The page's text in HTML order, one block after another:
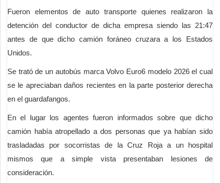
Fueron elementos de auto transporte quienes realizaron la
detención del conductor de dicha empresa siendo las 21:47
antes de que dicho camión foráneo cruzara a los Estados
Unidos.
Se trató de un autobús marca Volvo Euro6 modelo 2026 el cual
se le apreciaban daños recientes en la parte posterior derecha
en el guardafangos.
En el lugar los agentes fueron informados sobre que dicho
camión había atropellado a dos personas que ya habían sido
trasladadas por socorristas de la Cruz Roja a un hospital
mismos que a simple vista presentaban lesiones de
consideración.